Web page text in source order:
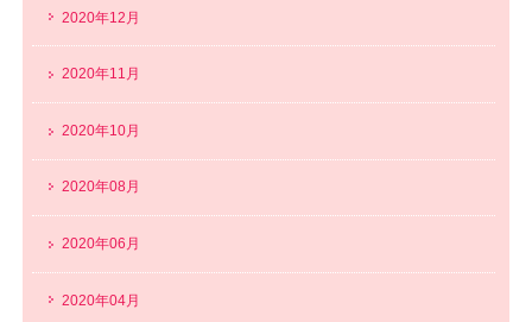
2020年12月
2020年11月
2020年10月
2020年08月
2020年06月
2020年04月